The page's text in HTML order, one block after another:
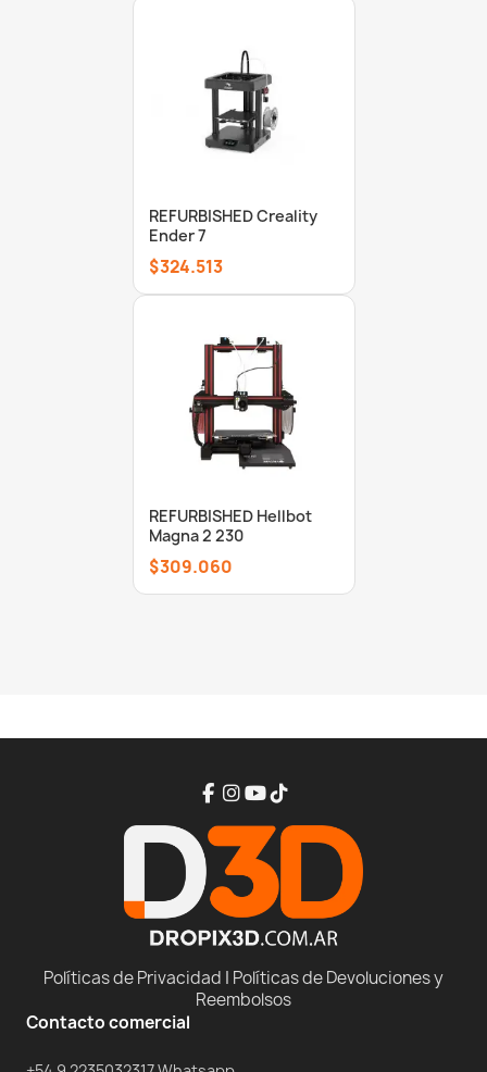
REFURBISHED Creality
Ender 7
$324.513
REFURBISHED Hellbot
Magna 2 230
$309.060
Políticas de Privacidad | Políticas de Devoluciones y
Reembolsos
Contacto comercial